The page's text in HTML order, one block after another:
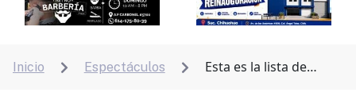
Inicio  Espectáculos 
Esta es la lista de